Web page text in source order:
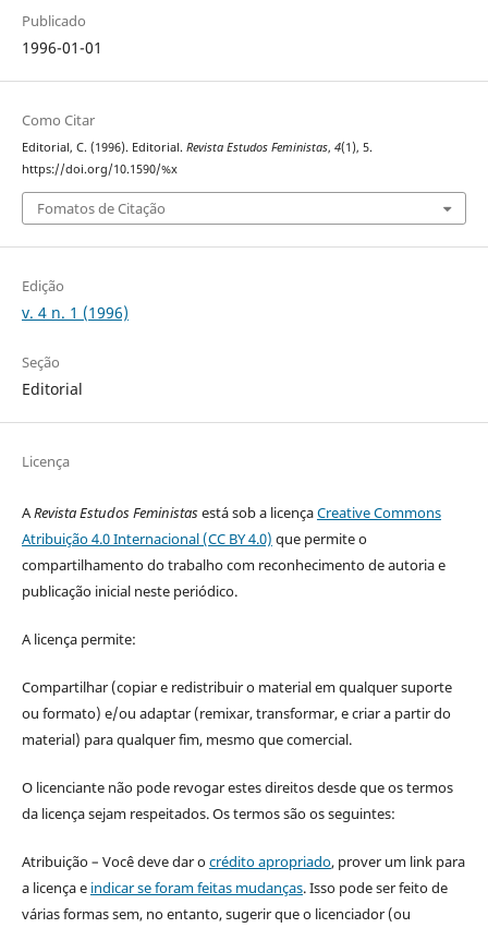
Publicado
1996-01-01
Como Citar
Editorial, C. (1996). Editorial. Revista Estudos Feministas, 4(1), 5.
https://doi.org/10.1590/%x
Fomatos de Citação
Edição
v. 4 n. 1 (1996)
Seção
Editorial
Licença
ARevista Estudos Feministasestá sob a licençaCreative Commons
Atribuição 4.0 Internacional (CC BY 4.0) que permite o
compartilhamento do trabalho com reconhecimento de autoria e
publicação inicial neste periódico.
A licença permite:
Compartilhar (copiar e redistribuir o material em qualquer suporte
ou formato) e/ou adaptar (remixar, transformar, e criar a partir do
material) para qualquer fim, mesmo que comercial.
O licenciante não pode revogar estes direitos desde que os termos
da licença sejam respeitados. Os termos são os seguintes:
Atribuição – Você deve dar ocrédito apropriado, prover um link para
a licença e indicar se foram feitas mudanças. Isso pode ser feito de
várias formas sem, no entanto, sugerir que o licenciador (ou